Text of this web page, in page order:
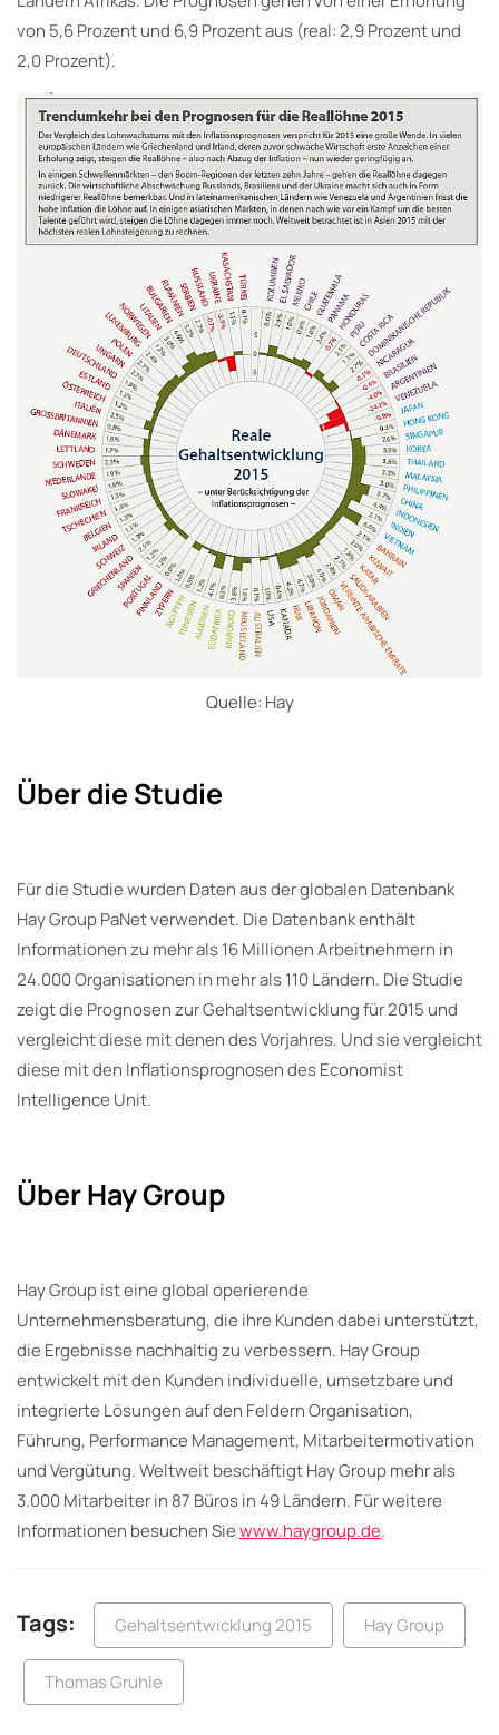
von 5,6 Prozent und 6,9 Prozent aus (real: 2,9 Prozent und
2,0 Prozent).
Quelle: Hay
Über die Studie
Für die Studie wurden Daten aus der globalen Datenbank
Hay Group PaNet verwendet. Die Datenbank enthält
Informationen zu mehr als 16 Millionen Arbeitnehmern in
24.000 Organisationen in mehr als 110 Ländern. Die Studie
zeigt die Prognosen zur Gehaltsentwicklung für 2015 und
vergleicht diese mit denen des Vorjahres. Und sie vergleicht
diese mit den Inflationsprognosen des Economist
Intelligence Unit.
Über Hay Group
Hay Group ist eine global operierende
Unternehmensberatung, die ihre Kunden dabei unterstützt,
die Ergebnisse nachhaltig zu verbessern. Hay Group
entwickelt mit den Kunden individuelle, umsetzbare und
integrierte Lösungen auf den Feldern Organisation,
Führung, Performance Management, Mitarbeitermotivation
und Vergütung. Weltweit beschäftigt Hay Group mehr als
3.000 Mitarbeiter in 87 Büros in 49 Ländern. Für weitere
Informationen besuchen Siewww.haygroup.de.
Tags: Gehaltsentwicklung 2015 Hay Group
Thomas Gruhle